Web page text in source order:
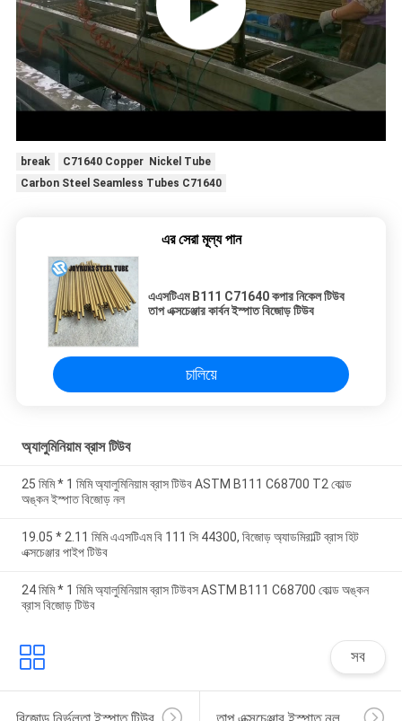
break
C71640 Copper Nickel Tube
Carbon Steel Seamless Tubes C71640
এর সেরা মূল্য পান
এএসটিএম B111 C71640 কপার নিকেল টিউব
তাপ এক্সচেঞ্জার কার্বন ইস্পাত বিজোড় টিউব
চালিয়ে
অ্যালুমিনিয়াম ব্রাস টিউব
25 মিমি * 1 মিমি অ্যালুমিনিয়াম ব্রাস টিউব ASTM B111 C68700 T2 কোল্ড
অঙ্কন ইস্পাত বিজোড় নল
19.05 * 2.11 মিমি এএসটিএম বি 111 সি 44300, বিজোড় অ্যাডমিরাল্টি ব্রাস হিট
এক্সচেঞ্জার পাইপ টিউব
24 মিমি * 1 মিমি অ্যালুমিনিয়াম ব্রাস টিউবস ASTM B111 C68700 কোল্ড অঙ্কন
ব্রাস বিজোড় টিউব
সব